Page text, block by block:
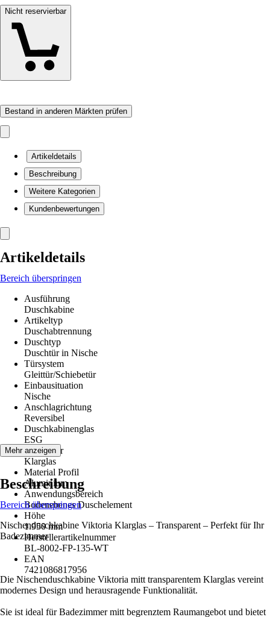
Nicht reservierbar
Bestand in anderen Märkten prüfen
Artikeldetails
Beschreibung
Weitere Kategorien
Kundenbewertungen
Artikeldetails
Bereich überspringen
Ausführung
Duschkabine
Artikeltyp
Duschabtrennung
Duschtyp
Duschtür in Nische
Türsystem
Gleittür/Schiebetür
Einbausituation
Nische
Anschlagrichtung
Reversibel
Duschkabinenglas
ESG
Glasdekor
Klarglas
Material Profil
Aluminium
Anwendungsbereich
Bodenebenes Duschelement
Höhe
1.950 mm
Herstellerartikelnummer
BL-8002-FP-135-WT
EAN
7421086817956
Mehr anzeigen
Beschreibung
Bereich überspringen
Nischenduschkabine Viktoria Klarglas – Transparent – Perfekt für Ihr
Badezimmer
Die Nischenduschkabine Viktoria mitt transparentem Klarglas vereint
modernes Design und herausragende Funktionalität.
Sie ist ideal für Badezimmer mitt begrenztem Raumangebot und bietet